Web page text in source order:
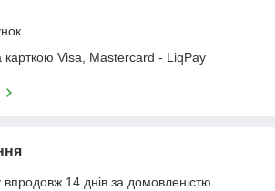
Visa, Mastercard - LiqPay
14 днів за домовленістю